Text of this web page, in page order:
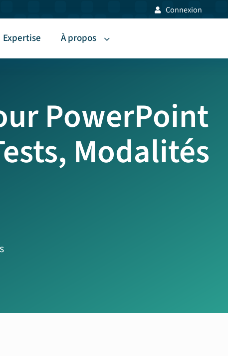
Connexion
Expertise À propos
PowerPoint
Modalités